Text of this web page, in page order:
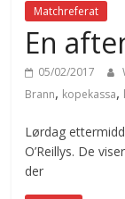
Matchreferat
En
05/02/2017
Brann, kopekassa,
Lørdag
O’Reillys. De
der